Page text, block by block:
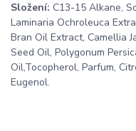
Složení: C13-15 Alkane,
Laminaria Ochroleuca
Bran Oil Extract, Camellia
Seed Oil, Polygonum
Oil,Tocopherol, Parfum,
Eugenol.